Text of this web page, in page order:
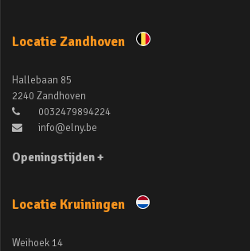
Locatie Zandhoven
Hallebaan 85
2240 Zandhoven
0032479894224
info@elny.be
Openingstijden +
Locatie Kruiningen
Weihoek 14